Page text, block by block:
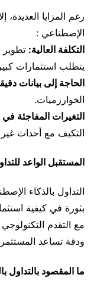
رغم المزايا العديدة،
الإصطناعي :
التكلفة العالية: تطوير
يتطلب استثمارات
الحاجة إلى بيانات
الخوارزميات.
التغيرات المفاجئة
التكيف مع أحداث غير
المستقبل الواعد
التداول بالذكاء
بثورة في كيفية
مع التقدم
ودقة تساعد
ما المقصود بالتداول